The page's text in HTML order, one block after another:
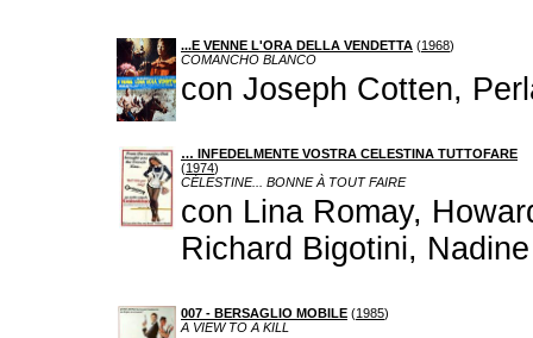
...E VENNE L'ORA DELLA VENDETTA (1968)
COMANCHO BLANCO
con Joseph Cotten,
… INFEDELMENTE VOSTRA CELESTINA TUTTOFARE
(1974)
CÉLESTINE... BONNE À TOUT FAIRE
con Lina Romay,
Richard Bigotini,
007 - BERSAGLIO MOBILE (1985)
A VIEW TO A KILL